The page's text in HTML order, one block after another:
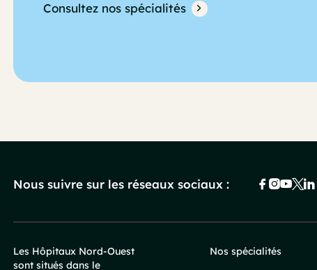
Consultez nos spécialités
Nous suivre sur les réseaux sociaux :
Les Hôpitaux Nord-Ouest
sont situés dans le
Nos spécialités